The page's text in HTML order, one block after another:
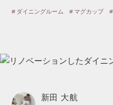
ダイニングルーム マグカップ
新田 大航